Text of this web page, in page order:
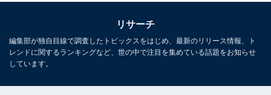
リサーチ
編集部が独自目線で調査したトピックスをはじめ、最新のリリース情報、ト
レンドに関するランキングなど、世の中で注目を集めている話題をお知らせ
しています。